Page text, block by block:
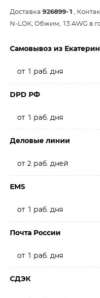
Доставка 926899-1 ,
N-LOK, Обжим, 13 AWG в
Самовывоз из
от 1 раб. дня
DPD РФ
от 1 раб. дня
Деловые линии
от 2 раб. дней
EMS
от 1 раб. дня
Почта России
от 1 раб. дня
СДЭК